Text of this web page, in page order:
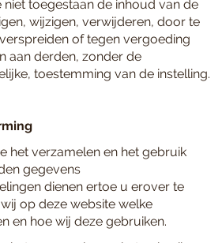
toegestaan de inhoud van de
wijzigen, verwijderen, door te
of tegen vergoeding
aan derden, zonder de
toestemming van de instelling.
het verzamelen en het gebruik
gegevens
dienen ertoe u erover te
op deze website welke
en hoe wij deze gebruiken.